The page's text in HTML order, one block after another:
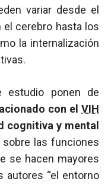
variar desde el
cerebro hasta los
la internalización
estudio ponen de
con elVIH
cognitiva y mental
las funciones
se hacen mayores
autores “el entorno